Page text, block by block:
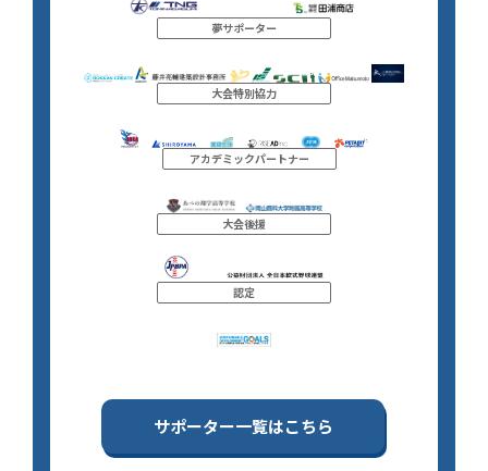
夢サポーター
大会特別協力
アカデミックパートナー
大会後援
認定
サポーター一覧はこちら